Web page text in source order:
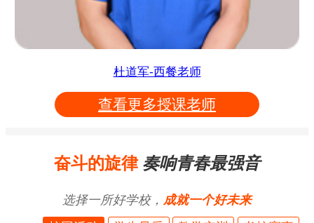
杜道军-西餐老师
查看更多授课老师
奋斗的旋律奏响青春最强音
选择一所好学校， 成就一个好未来